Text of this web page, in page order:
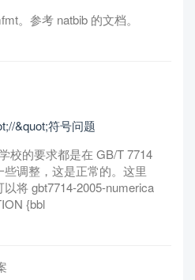
。参考 natbib 的文档。
&quot;符号问题
校的要求都是在 GB/T 7714
些调整，这是正常的。这里
将 gbt7714-2005-numerica
{bbl